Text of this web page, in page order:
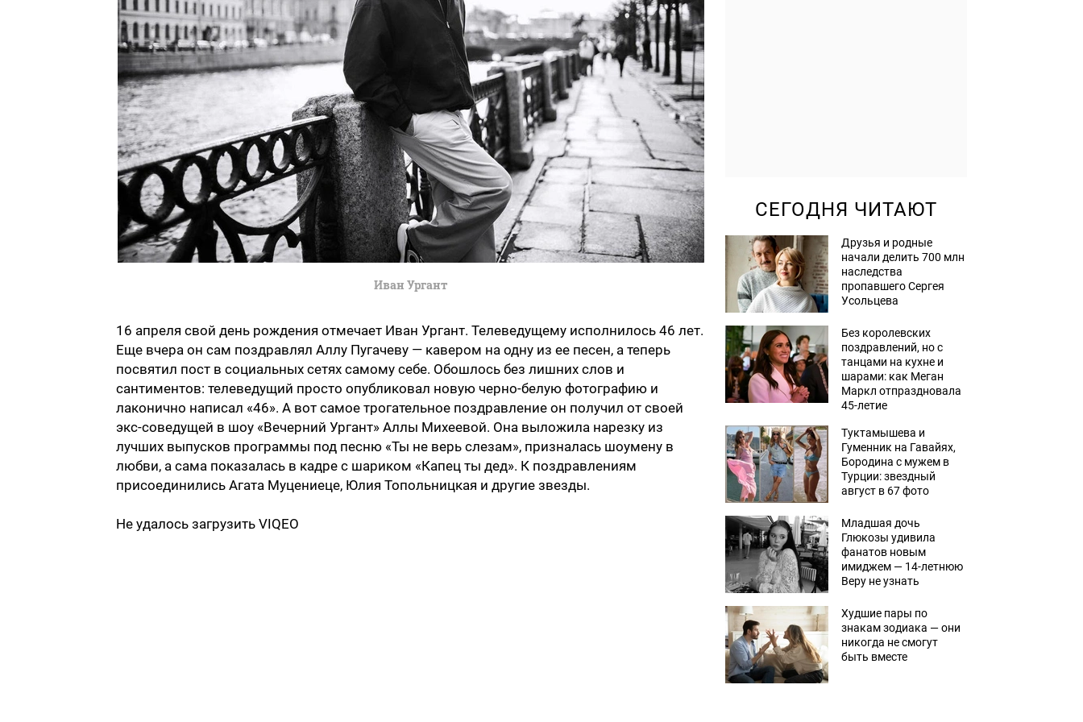
Иван Ургант
16 апреля свой день рождения отмечает Иван Ургант. Телеведущему исполнилось 46 лет.
Еще вчера он сам поздравлял Аллу Пугачеву — кавером на одну из ее песен, а теперь
посвятил пост в социальных сетях самому себе. Обошлось без лишних слов и
сантиментов: телеведущий просто опубликовал новую черно-белую фотографию и
лаконично написал «46». А вот самое трогательное поздравление он получил от своей
экс-соведущей в шоу «Вечерний Ургант» Аллы Михеевой. Она выложила нарезку из
лучших выпусков программы под песню «Ты не верь слезам», призналась шоумену в
любви, а сама показалась в кадре с шариком «Капец ты дед». К поздравлениям
присоединились Агата Муцениеце, Юлия Топольницкая и другие звезды.
Не удалось загрузить VIQEO
СЕГОДНЯ ЧИТАЮТ
Друзья и родные
начали делить 700 млн
наследства
пропавшего Сергея
Усольцева
Без королевских
поздравлений, но с
танцами на кухне и
шарами: как Меган
Маркл отпраздновала
45-летие
Туктамышева и
Гуменник на Гавайях,
Бородина с мужем в
Турции: звездный
август в 67 фото
Младшая дочь
Глюкозы удивила
фанатов новым
имиджем — 14-летнюю
Веру не узнать
Худшие пары по
знакам зодиака — они
никогда не смогут
быть вместе